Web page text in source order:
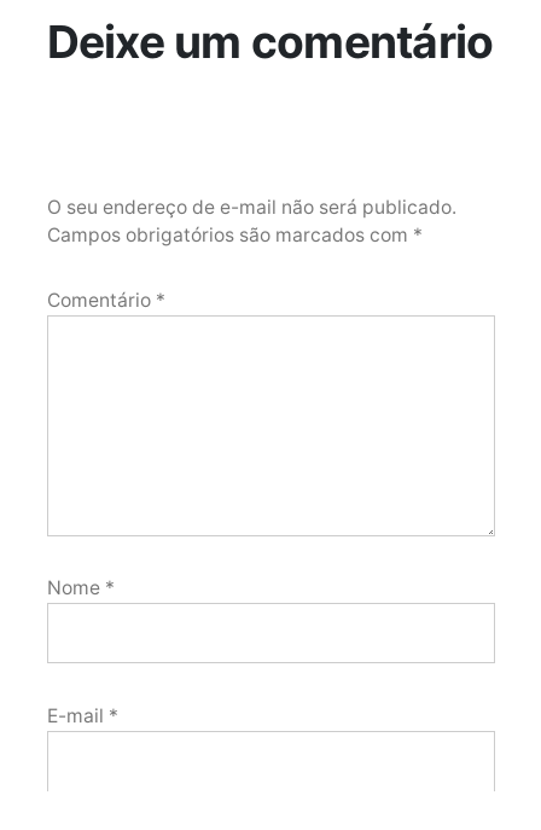
Deixe um comentário
O seu endereço de e-mail não será publicado.
Campos obrigatórios são marcados com *
Comentário *
Nome *
E-mail *